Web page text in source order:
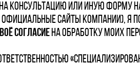
консультацию или иную форму
сайты компании), я
согласиена обработку моих